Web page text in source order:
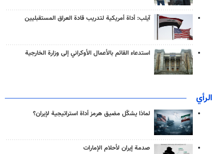
آيلب: أداة أمريكية لتدريب قادة العراق المستقبليين
استدعاء القائم بالأعمال الأوكراني إلى وزارة الخارجية
الرأي
لماذا يشكّل مضيق هرمز أداة استراتيجية لإيران؟
صدمة إيران لأحلام الإمارات